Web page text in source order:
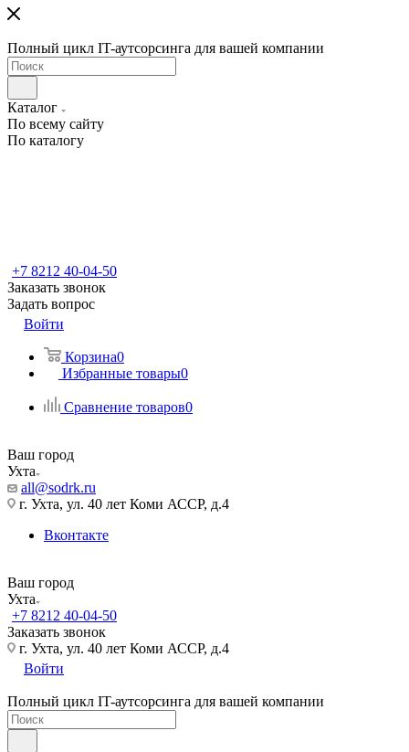
Полный цикл IT-аутсорсинга для вашей компании
Каталог
По всему сайту
По каталогу
+7 8212 40-04-50
Заказать звонок
Задать вопрос
Войти
Корзина0
Избранные товары0
Сравнение товаров0
Ваш город
Ухта
all@sodrk.ru
г. Ухта, ул. 40 лет Коми АССР, д.4
Вконтакте
Ваш город
Ухта
+7 8212 40-04-50
Заказать звонок
г. Ухта, ул. 40 лет Коми АССР, д.4
Войти
Полный цикл IT-аутсорсинга для вашей компании